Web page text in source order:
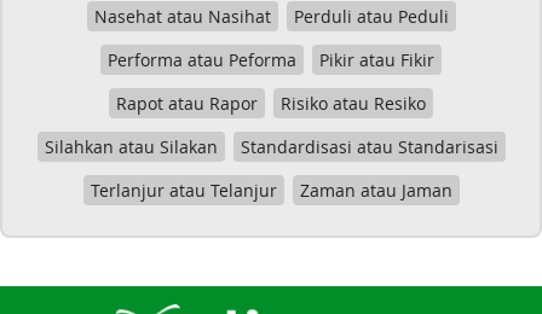
Nasehat atau Nasihat
Perduli atau Peduli
Performa atau Peforma
Pikir atau Fikir
Rapot atau Rapor
Risiko atau Resiko
Silahkan atau Silakan
Standardisasi atau Standarisasi
Terlanjur atau Telanjur
Zaman atau Jaman